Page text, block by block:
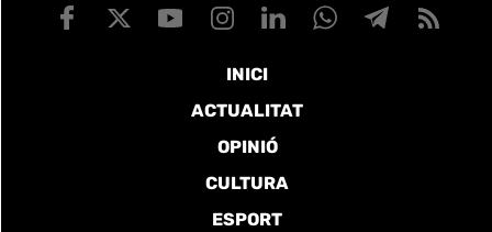
INICI
ACTUALITAT
OPINIÓ
CULTURA
ESPORT